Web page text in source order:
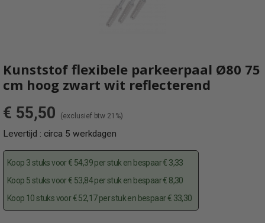
Kunststof flexibele parkeerpaal Ø80 75
cm hoog zwart wit reflecterend
€ 55,50 (exclusief btw 21%)
Levertijd : circa 5 werkdagen
Koop 3 stuks voor € 54,39 per stuk en bespaar € 3,33
Koop 5 stuks voor € 53,84 per stuk en bespaar € 8,30
Koop 10 stuks voor € 52,17 per stuk en bespaar € 33,30